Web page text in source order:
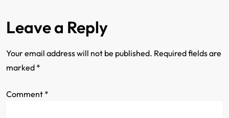
a
v
Leave a Reply
Your email address will not be published. Required fields are
marked *
Comment *